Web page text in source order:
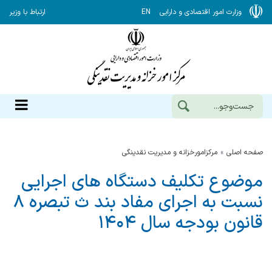
وزارت امور اقتصادی و دارایی EN ارتباط با وزیر
صفحه اصلی مرکزامورخزانه و مدیریت نقدینگی
موضوع تکلیف دستگاه های اجرایی
نسبت به اجرای مفاد بند ث تبصره ۸
قانون بودجه سال ۱۴۰۴